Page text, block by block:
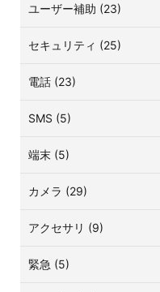
ユーザー補助 (23)
セキュリティ (25)
電話 (23)
SMS (5)
端末 (5)
カメラ (29)
アクセサリ (9)
緊急 (5)